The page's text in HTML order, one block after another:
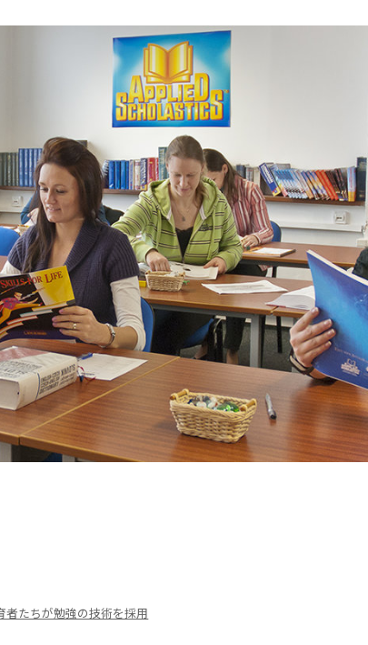
者たちが勉強の技術を採用